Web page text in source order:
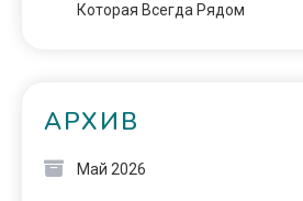
Которая Всегда Рядом
АРХИВ
Май 2026